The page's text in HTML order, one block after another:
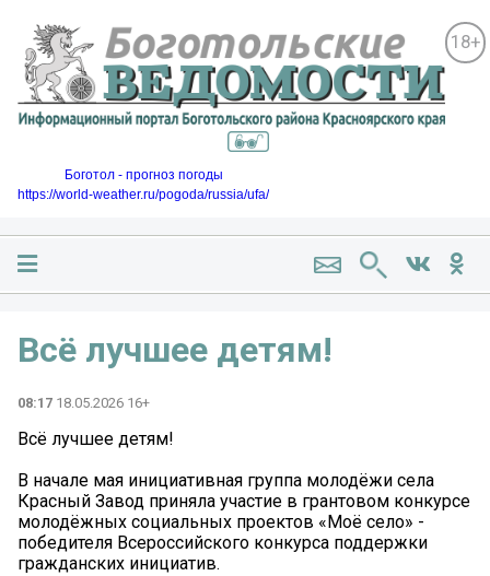
18+
Боготол - прогноз погоды
https://world-weather.ru/pogoda/russia/ufa/
Всё лучшее детям!
08:17 18.05.2026 16+
Всё лучшее детям!
В начале мая инициативная группа молодёжи села
Красный Завод приняла участие в грантовом конкурсе
молодёжных социальных проектов «Моё село» -
победителя Всероссийского конкурса поддержки
гражданских инициатив.